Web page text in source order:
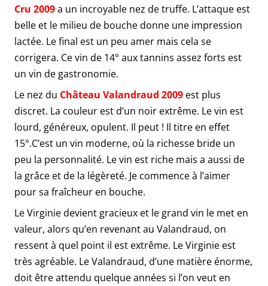
Cru 2009a un incroyable nez de truffe. L’attaque est
belle et le milieu de bouche donne une impression
lactée. Le final est un peu amer mais cela se
corrigera. Ce vin de 14° aux tannins assez forts est
un vin de gastronomie.
Le nez du Château Valandraud 2009 est plus
discret. La couleur est d’un noir extrême. Le vin est
lourd, généreux, opulent. Il peut ! Il titre en effet
15°.C’est un vin moderne, où la richesse bride un
peu la personnalité. Le vin est riche mais a aussi de
la grâce et de la légèreté. Je commence à l’aimer
pour sa fraîcheur en bouche.
Le Virginie devient gracieux et le grand vin le met en
valeur, alors qu’en revenant au Valandraud, on
ressent à quel point il est extrême. Le Virginie est
très agréable. Le Valandraud, d’une matière énorme,
doit être attendu quelque années si l’on veut en